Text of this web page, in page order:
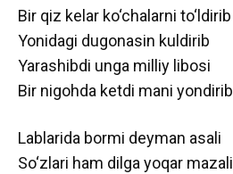
Bir qiz kelar ko‘chalarni to‘ldirib
Yonidagi dugonasin kuldirib
Yarashibdi unga milliy libosi
Bir nigohda ketdi mani yondirib
Lablarida bormi deyman asali
So‘zlari ham dilga yoqar mazali